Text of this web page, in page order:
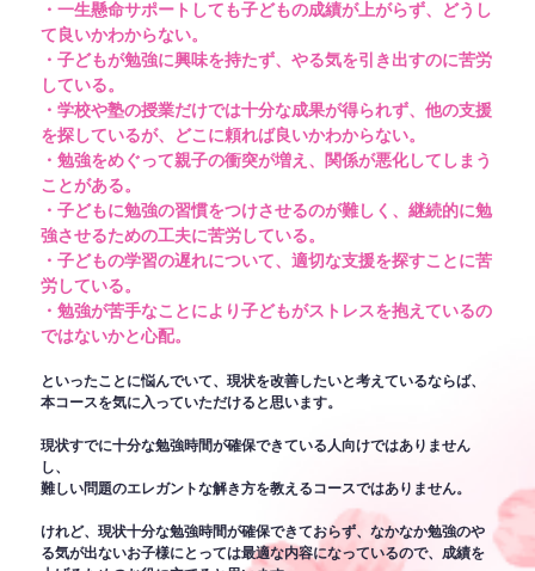
・一生懸命サポートしても子どもの成績が上がらず、どうし
て良いかわからない。
・子どもが勉強に興味を持たず、やる気を引き出すのに苦労
している。
・学校や塾の授業だけでは十分な成果が得られず、他の支援
を探しているが、どこに頼れば良いかわからない。
・勉強をめぐって親子の衝突が増え、関係が悪化してしまう
ことがある。
・子どもに勉強の習慣をつけさせるのが難しく、継続的に勉
強させるための工夫に苦労している。
・子どもの学習の遅れについて、適切な支援を探すことに苦
労している。
・勉強が苦手なことにより子どもがストレスを抱えているの
ではないかと心配。
といったことに悩んでいて、現状を改善したいと考えているならば、
本コースを気に入っていただけると思います。
現状すでに十分な勉強時間が確保できている人向けではありません
し、
難しい問題のエレガントな解き方を教えるコースではありません。
けれど、現状十分な勉強時間が確保できておらず、なかなか勉強のや
る気が出ないお子様にとっては最適な内容になっているので、成績を